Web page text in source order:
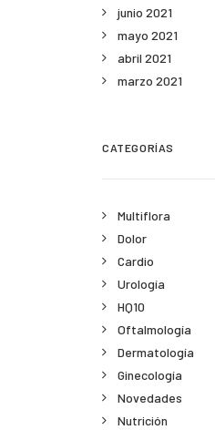
junio 2021
mayo 2021
abril 2021
marzo 2021
CATEGORÍAS
Multiflora
Dolor
Cardio
Urología
HQ10
Oftalmología
Dermatología
Ginecología
Novedades
Nutrición